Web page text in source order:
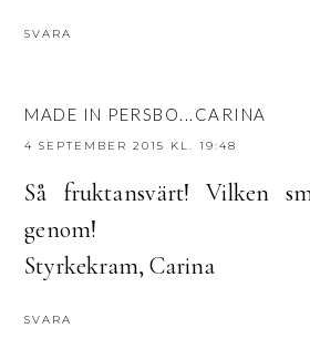
SVARA
MADE IN PERSBO...CARINA
4 SEPTEMBER 2015 KL. 19:48
Så fruktansvärt! Vilken
genom!
Styrkekram, Carina
SVARA